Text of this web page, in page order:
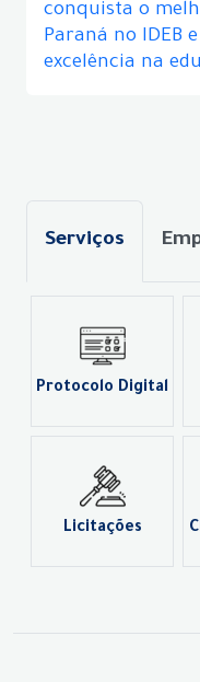
conquista o
Paraná no IDEB
excelência na
Serviços
Protocolo Digital
Licitações